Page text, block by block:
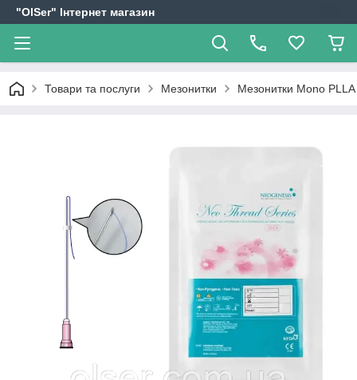
"OlSer" Інтернет магазин
Товари та послуги Мезонитки Мезонитки Mono